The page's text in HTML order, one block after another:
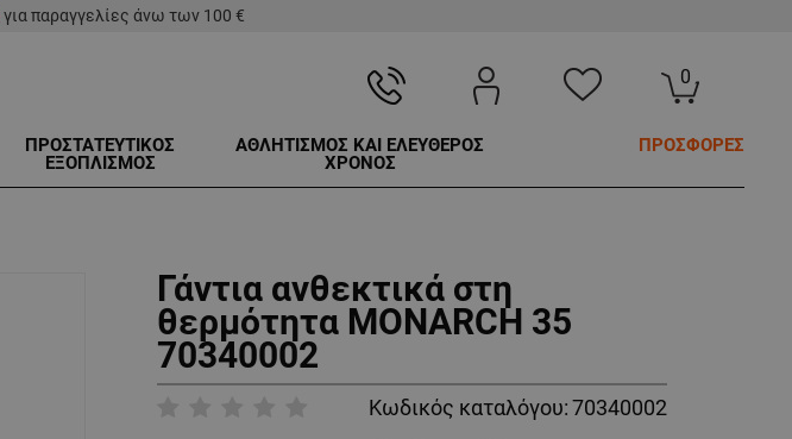
για παραγγελίες άνω των 100 €
0
ΠΡΟΣΤΑΤΕΥΤΙΚΟΣ
ΕΞΟΠΛΙΣΜΟΣ
ΑΘΛΗΤΙΣΜΟΣ ΚΑΙ ΕΛΕΥΘΕΡΟΣ
ΧΡΟΝΟΣ
ΠΡΟΣΦΟΡΕΣ
Γάντια ανθεκτικά στη
θερμότητα MONARCH 35
70340002
Κωδικός καταλόγου:70340002